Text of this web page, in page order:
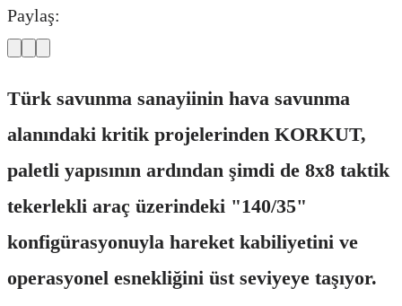
Paylaş:
Türk savunma sanayiinin hava savunma
alanındaki kritik projelerinden KORKUT,
paletli yapısının ardından şimdi de 8x8 taktik
tekerlekli araç üzerindeki "140/35"
konfigürasyonuyla hareket kabiliyetini ve
operasyonel esnekliğini üst seviyeye taşıyor.